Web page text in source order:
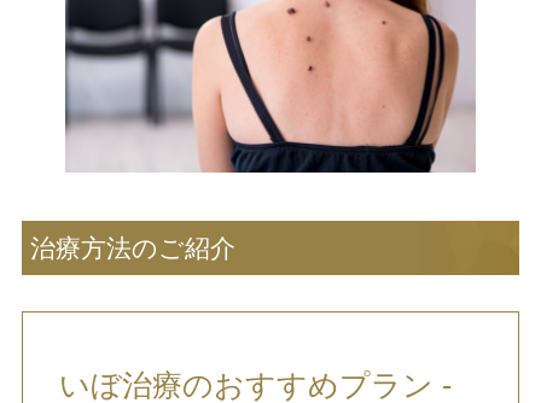
治療方法のご紹介
いぼ治療のおすすめプラン -